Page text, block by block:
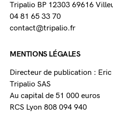
Tripalio BP 12303 69616
04 81 65 33 70
contact@tripalio.fr
MENTIONS LÉGALES
Directeur de publication : Eric
Tripalio SAS
Au capital de 51 000 euros
RCS Lyon 808 094 940